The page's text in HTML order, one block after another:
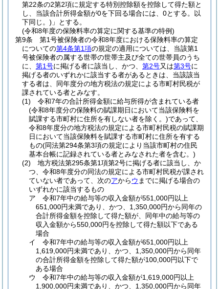
第22条の2第2項に規定する特別控除額を控除して得た額と
し、当該合計所得金額が0を下回る場合には、0とする。以
下同じ。) 」とする。
(令和8年度の保険料率の算定に関する基準の特例)
第9条
第1号被保険者の令和8年度における保険料率の算定
についての第4条第1項の規定の適用については、当該第1
号被保険者の属する世帯の世帯主及び全ての世帯員のうち
に、 第1号に掲げる者に該当し、かつ、 第2号又は第3号に
掲げる者のいずれかに該当する者があるときは、当該該当
する者は、同年度分の地方税法の規定による市町村民税が
課されている者とみなす。
(1)
令和7年の合計所得金額に給与所得が含まれている者
(令和8年度分の保険料の賦課期日において当該保険料を
賦課する市町村に住所を有しない者を除く。)であって、
令和8年度分の地方税法の規定による市町村民税の賦課期
日において当該保険料を賦課する市町村に住所を有する
もの(同法第294条第3項の規定により当該市町村の住民
基本台帳に記録されている者とみなされた者を含む。)
(2)
地方税法第295条第1項第2号に掲げる者に該当し、か
つ、令和8年度分の同法の規定による市町村民税が課され
ていない者であって、次のアからウ までに掲げる場合の
いずれかに該当するもの
ア
令和7年中の給与等の収入金額が551,000円以上
651,000円未満であり、かつ、1,350,000円から同年の
合計所得金額を控除して得た額が、同年中の給与等の
収入金額から550,000円を控除して得た額以下である
場合
イ
令和7年中の給与等の収入金額が651,000円以上
1,619,000円未満であり、かつ、1,350,000円から同年
の合計所得金額を控除して得た額が100,000円以下で
ある場合
ウ
令和7年中の給与等の収入金額が1,619,000円以上
1,900,000円未満であり、かつ、1,350,000円から同年